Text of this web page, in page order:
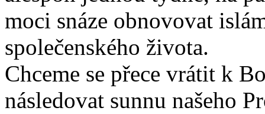
moci snáze obnovovat
společenského života.
Chceme se přece vrátit k
následovat sunnu našeho